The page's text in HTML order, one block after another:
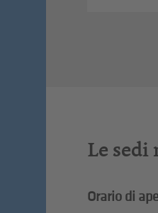
Le sedi
Orario di